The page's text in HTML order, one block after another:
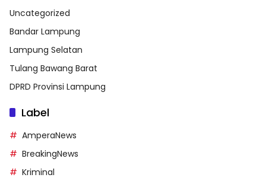
Uncategorized
Bandar Lampung
Lampung Selatan
Tulang Bawang Barat
DPRD Provinsi Lampung
Label
AmperaNews
BreakingNews
Kriminal